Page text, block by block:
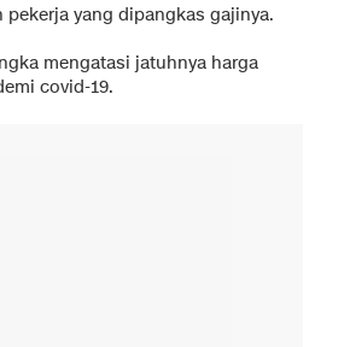
yang dipangkas gajinya.
mengatasi jatuhnya harga
covid-19.